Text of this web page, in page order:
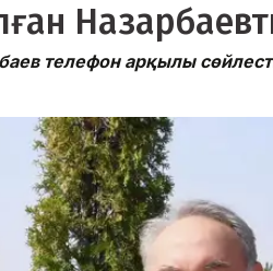
телефон арқылы